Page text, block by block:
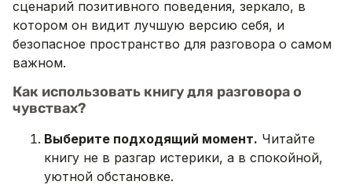
сценарий позитивного поведения, зеркало, в
котором он видит лучшую версию себя, и
безопасное пространство для разговора о самом
важном.
Как использовать книгу для разговора о
чувствах?
Выберите подходящий момент. Читайте
книгу не в разгар истерики, а в спокойной,
уютной обстановке.